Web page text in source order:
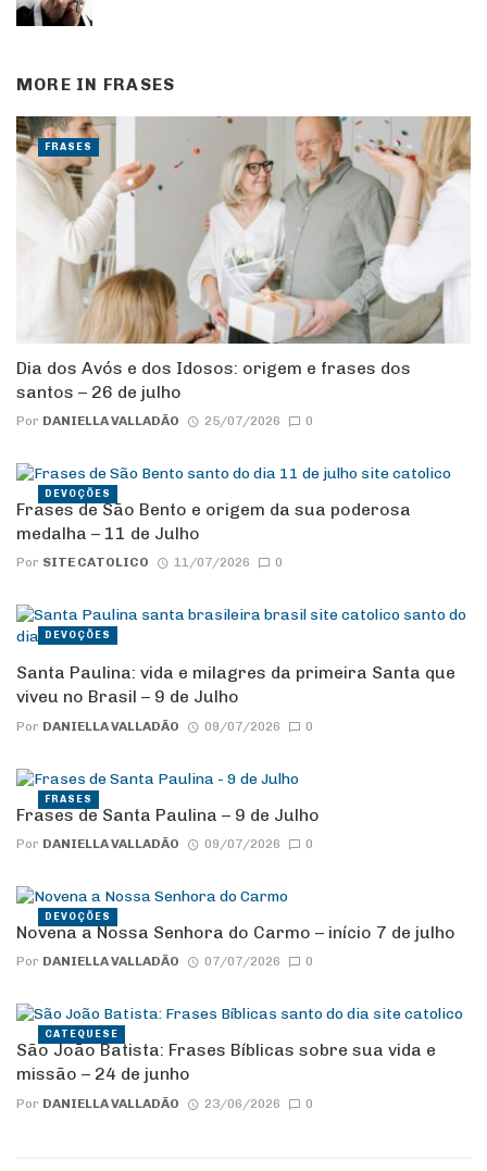
MORE IN FRASES
Dia dos Avós e dos Idosos: origem e frases dos
santos – 26 de julho
Por DANIELLA VALLADÃO 25/07/2026 0
FRASES
Frases de São Bento e origem da sua poderosa
medalha – 11 de Julho
Por SITE CATOLICO 11/07/2026 0
DEVOÇÕES
Santa Paulina: vida e milagres da primeira Santa que
viveu no Brasil – 9 de Julho
Por DANIELLA VALLADÃO 09/07/2026 0
DEVOÇÕES
Frases de Santa Paulina – 9 de Julho
Por DANIELLA VALLADÃO 09/07/2026 0
FRASES
Novena a Nossa Senhora do Carmo – início 7 de julho
Por DANIELLA VALLADÃO 07/07/2026 0
DEVOÇÕES
São João Batista: Frases Bíblicas sobre sua vida e
missão – 24 de junho
Por DANIELLA VALLADÃO 23/06/2026 0
CATEQUESE